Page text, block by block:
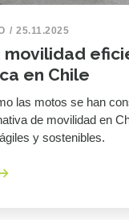
25.11.2025
movilidad
en Chile
las motos se han
de movilidad en
y sostenibles.